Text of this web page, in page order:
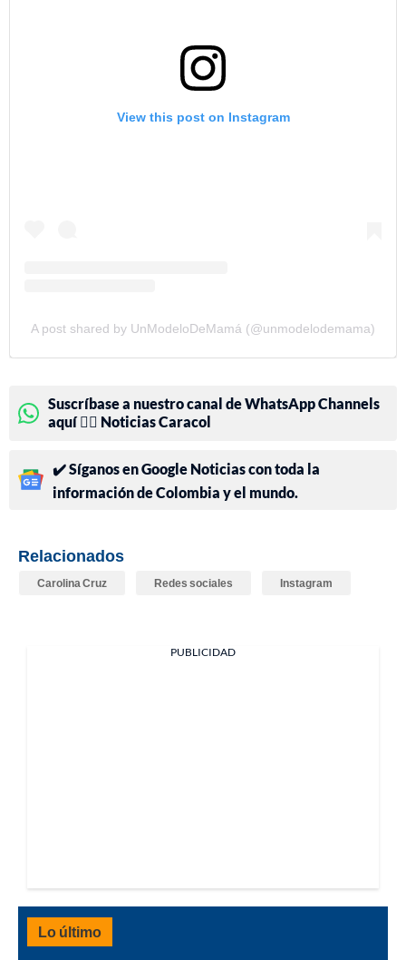
View this post on Instagram
A post shared by UnModeloDeMamá (@unmodelodemama)
Suscríbase a nuestro canal de WhatsApp Channels
aquí 👉🏻 Noticias Caracol
✔️ Síganos en Google Noticias con toda la
información de Colombia y el mundo.
Relacionados
Carolina Cruz Redes sociales Instagram
PUBLICIDAD
Lo último